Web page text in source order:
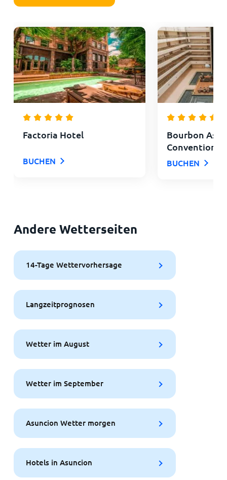
Factoria Hotel
BUCHEN
Bourbon
Convention
BUCHEN
Andere Wetterseiten
14-Tage Wettervorhersage
Langzeitprognosen
Wetter im August
Wetter im September
Asuncion Wetter morgen
Hotels in Asuncion